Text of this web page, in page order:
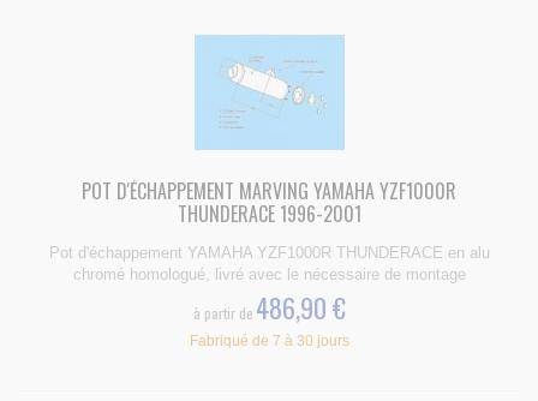
POT D'ÉCHAPPEMENT MARVING YAMAHA YZF1000R
THUNDERACE 1996-2001
Pot d'échappement YAMAHA YZF1000R THUNDERACE en alu
chromé homologué, livré avec le nécessaire de montage
à partir de 486,90 €
Fabriqué de 7 à 30 jours